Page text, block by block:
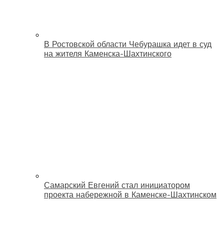
В Ростовской области Чебурашка идет в суд
на жителя Каменска-Шахтинского
Самарский Евгений стал инициатором
проекта набережной в Каменске-Шахтинском